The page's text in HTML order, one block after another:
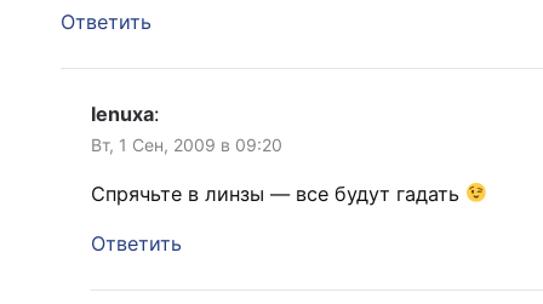
Ответить
lenuxa:
Вт, 1 Сен, 2009 в 09:20
Спрячьте в линзы — все будут гадать
Ответить